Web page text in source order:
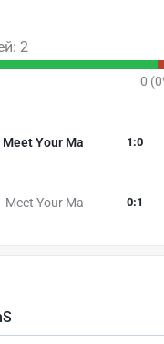
2
0
Meet Your Ma 1 :0
Meet Your Ma 0:1